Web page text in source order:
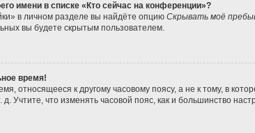
имени в списке «Кто сейчас на конференции»?
в личном разделе вы найдёте опцию Скрывать моё
вы будете скрытым пользователем.
время!
относящееся к другому часовому поясу, а не к тому, в
д. Учтите, что изменять часовой пояс, как и большинство